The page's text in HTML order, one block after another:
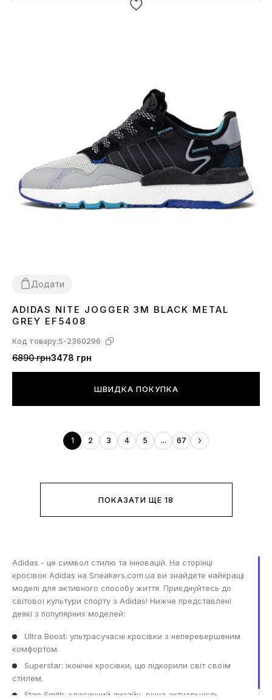
Додати
41 42434445
ADIDAS NITE JOGGER 3M BLACK METAL
GREY EF5408
Код товару:S-2360296
6890 грн3478 грн
ШВИДКА ПОКУПКА
1 2 3 4 5 ... 67
ПОКАЗАТИ ЩЕ 18
Adidas - це символ стилю та інновацій. На сторінці
кросівок Adidas на Sneakers.com.ua ви знайдете найкращі
моделі для активного способу життя. Приєднуйтесь до
світової культури спорту з Adidas! Нижче представлені
деякі з популярних моделей:
Ultra Boost: ультрасучасні кросівки з неперевершеним
комфортом.
Superstar: іконічні кросівки, що підкорили світ своїм
стилем.
Stan Smith: класичний дизайн, вічна актуальність.